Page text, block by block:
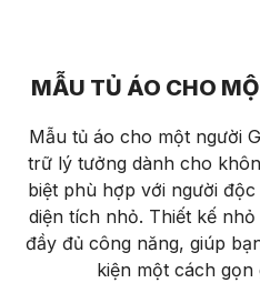
MẪU TỦ ÁO CHO
Mẫu tủ áo cho một người
trữ lý tưởng dành cho
biệt phù hợp với người độc
diện tích nhỏ. Thiết kế
đầy đủ công năng, giúp b
kiện một cách gọn